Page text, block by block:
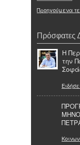
Προηγούμενα
Πρόσφατες
Η
την